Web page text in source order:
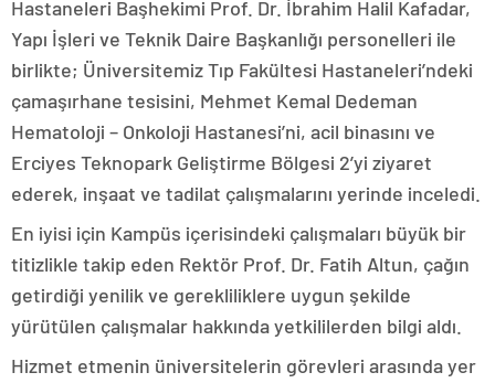
Hastaneleri Başhekimi Prof. Dr. İbrahim Halil Kafadar,
Yapı İşleri ve Teknik Daire Başkanlığı personelleri ile
birlikte; Üniversitemiz Tıp Fakültesi Hastaneleri’ndeki
çamaşırhane tesisini, Mehmet Kemal Dedeman
Hematoloji – Onkoloji Hastanesi’ni, acil binasını ve
Erciyes Teknopark Geliştirme Bölgesi 2’yi ziyaret
ederek, inşaat ve tadilat çalışmalarını yerinde inceledi.
En iyisi için Kampüs içerisindeki çalışmaları büyük bir
titizlikle takip eden Rektör Prof. Dr. Fatih Altun, çağın
getirdiği yenilik ve gerekliliklere uygun şekilde
yürütülen çalışmalar hakkında yetkililerden bilgi aldı.
Hizmet etmenin üniversitelerin görevleri arasında yer